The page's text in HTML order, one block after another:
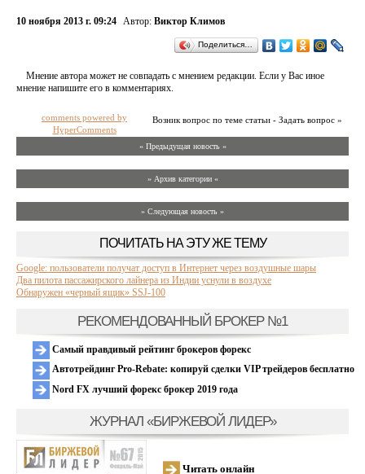
10 ноября 2013 г. 09:24 Автор: Виктор Климов
Поделиться…
Мнение автора может не совпадать с мнением редакции. Если у Вас иное
мнение напишите его в комментариях.
Возник вопрос по теме статьи - Задать вопрос »
comments powered by
HyperComments
« Предыдущая новость «
» Архив категории «
» Следующая новость »
ПОЧИТАТЬ НА ЭТУ ЖЕ ТЕМУ
Google: пользователи получат доступ в Интернет через воздушные шары
Два пилота пассажирского лайнера из Индии уснули в воздухе
Обнаружен «черный ящик» SSJ-100
РЕКОМЕНДОВАННЫЙ БРОКЕР №1
Самый правдивый рейтинг брокеров форекс
Автотрейдинг Pro-Rebate: копируй сделки VIP трейдеров бесплатно
Nord FX лучший форекс брокер 2019 года
ЖУРНАЛ «БИРЖЕВОЙ ЛИДЕР»
Читать онлайн